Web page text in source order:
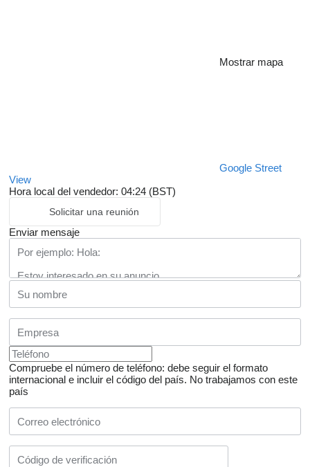
Mostrar mapa
Google Street
View
Hora local del vendedor: 04:24 (BST)
Solicitar una reunión
Enviar mensaje
Compruebe el número de teléfono: debe seguir el formato
internacional e incluir el código del país. No trabajamos con este
país